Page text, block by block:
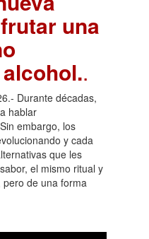
una
.
Durante décadas,
hablar
embargo, los
y cada
que les
el mismo ritual y
de una forma